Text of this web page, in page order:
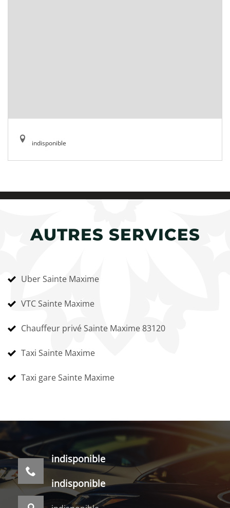
indisponible
AUTRES SERVICES
Uber Sainte Maxime
VTC Sainte Maxime
Chauffeur privé Sainte Maxime 83120
Taxi Sainte Maxime
Taxi gare Sainte Maxime
indisponible
indisponible